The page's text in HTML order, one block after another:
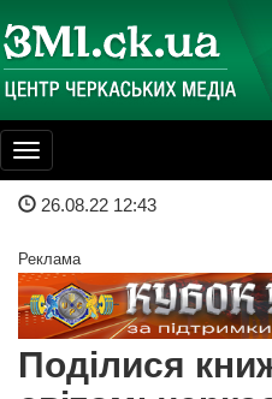
Toggle
navigation
26.08.22 12:43
Реклама
Поділися